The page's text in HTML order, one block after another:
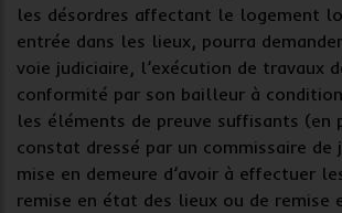
les désordres affectant le logement
entrée dans les lieux, pourra
voie judiciaire, l’exécution de travaux
conformité par son bailleur à
les éléments de preuve suffisants (en
constat dressé par un commissaire de
mise en demeure d’avoir à effectuer
remise en état des lieux ou de remise